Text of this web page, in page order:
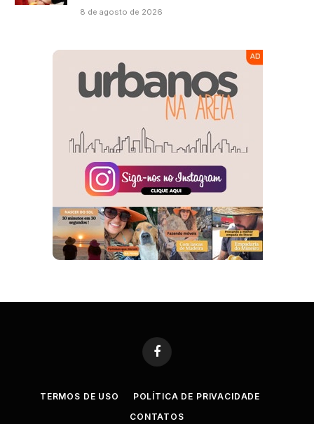
8 de agosto de 2026
Facebook
TERMOS DE USO
POLÍTICA DE PRIVACIDADE
CONTATOS